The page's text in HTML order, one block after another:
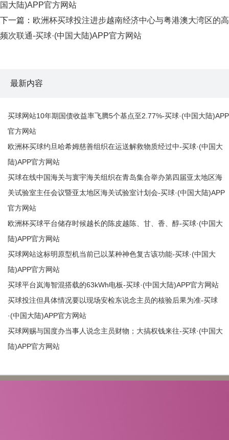
国大陆)APP官方网站
下一篇： 欧洲杯买球投注进步越南经济中心与粤港澳大湾区的高
频次联通-买球·(中国大陆)APP官方网站
最新内容
买球网站10年期国债收益率飞腾5个基点至2.77%-买球·(中国大陆)APP
官方网站
欧洲杯买球约旦哈希姆慈善组织在运送解救物质经过中-买球·(中国大
陆)APP官方网站
买球在线中国海关与寰宇海关组织在青岛集合举办第四届亚太地区海
关试验室主任会议暨亚太地区海关试验室计划会-买球·(中国大陆)APP
官方网站
欧洲杯买球平台储存时候越长的陈皮越陈、甘、香、醇-买球·(中国大
陆)APP官方网站
买球网站这标明原型机当前已以某种神色复古该功能-买球·(中国大
陆)APP官方网站
买球平台岚海智混搭载的63kWh电板-买球·(中国大陆)APP官方网站
买球投注但具体情况要以现场安检东说念主员的核验后果为准-买球
·(中国大陆)APP官方网站
买球网赐与国度办当事人说念主员财物；大搞权钱来往-买球·(中国大
陆)APP官方网站